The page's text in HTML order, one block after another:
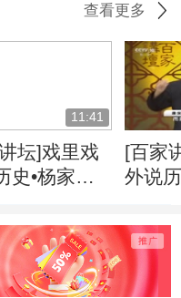
查看更多
11:41
坛]戏里戏
史•杨家将
[百家
外说